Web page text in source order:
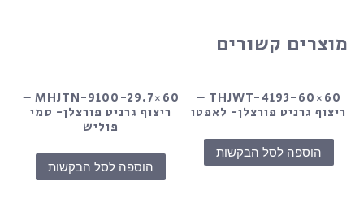
מוצרים קשורים
THJWT-4193-60×60 –
ריצוף גרניט פורצלן- לאפטו
הוספה לסל הבקשות
MHJTN-9100-29.7×60 –
ריצוף גרניט פורצלן- סמי
פוליש
הוספה לסל הבקשות